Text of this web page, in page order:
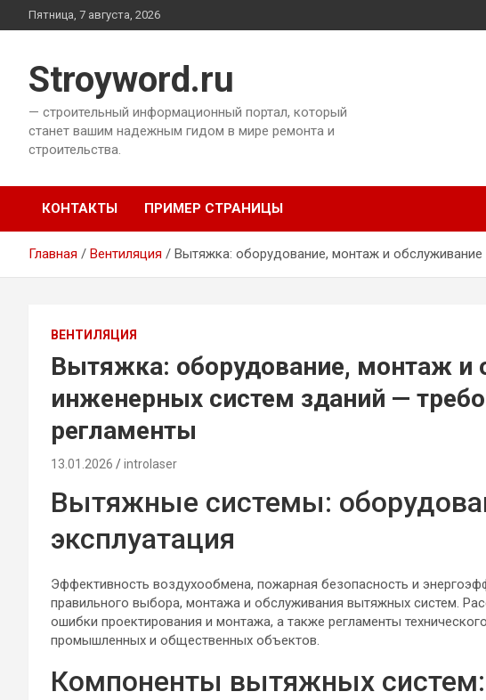
Перейти
к
Пятница, 7 августа, 2026
Stroyword.ru
— строительный информационный портал, который
станет вашим надежным гидом в мире ремонта и
строительства.
КОНТАКТЫ ПРИМЕР СТРАНИЦЫ
Главная Вентиляция Вытяжка: оборудование, монтаж и
ВЕНТИЛЯЦИЯ
Вытяжка: оборудование, монтаж и
инженерных систем зданий —
регламенты
13.01.2026 introlaser
Вытяжные системы:
эксплуатация
Эффективность воздухообмена, пожарная безопасность и
правильного выбора, монтажа и обслуживания вытяжных систем.
ошибки проектирования и монтажа, а также регламенты
промышленных и общественных объектов.
Компоненты вытяжных систем: